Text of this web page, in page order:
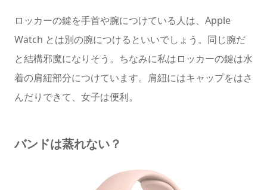
ロッカーの鍵を手首や腕につけている人は、Apple
Watch とは別の腕につけるといいでしょう。同じ腕だ
と結構邪魔になりそう。ちなみに私はロッカーの鍵は水
着の肩紐部分につけています。肩紐にはキャップをはさ
んだりできて、女子は便利。
バンドは蒸れない？